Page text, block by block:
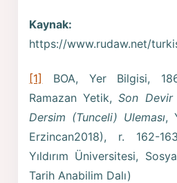
Kaynak:
https://www.rudaw.net/
[1]
BOA, Yer Bilgisi,
Ramazan Yetik,Son Devir
Dersim (Tunceli) Uleması,
Erzincan2018), r. 162-
Yıldırım Üniversitesi,
Tarih Anabilim Dalı)